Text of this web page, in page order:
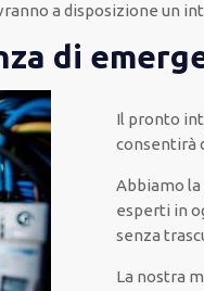
a disposizione un
di
Il pronto
consentirà
Abbiamo
esperti in
senza
La nostra